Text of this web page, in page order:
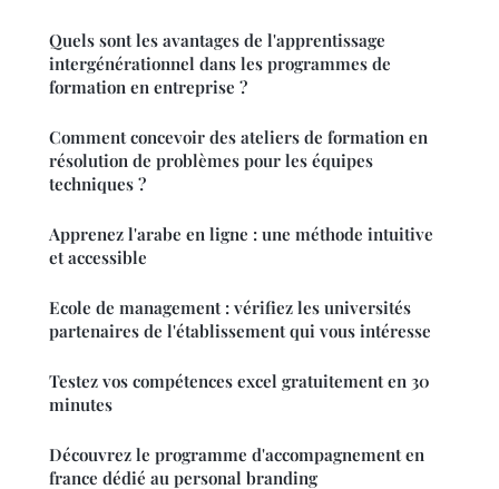
Quels sont les avantages de l'apprentissage
intergénérationnel dans les programmes de
formation en entreprise ?
Comment concevoir des ateliers de formation en
résolution de problèmes pour les équipes
techniques ?
Apprenez l'arabe en ligne : une méthode intuitive
et accessible
Ecole de management : vérifiez les universités
partenaires de l'établissement qui vous intéresse
Testez vos compétences excel gratuitement en 30
minutes
Découvrez le programme d'accompagnement en
france dédié au personal branding